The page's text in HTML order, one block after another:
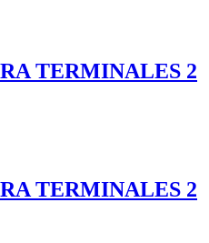
TERMINALES 2
TERMINALES 2